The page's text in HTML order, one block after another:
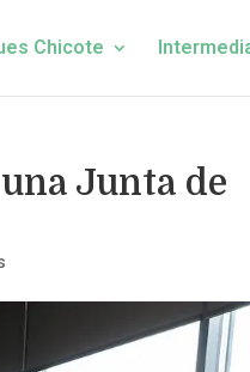
Chicote
Junta de